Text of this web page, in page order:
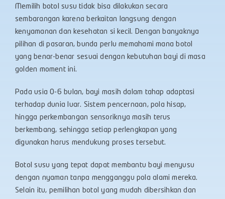
Memilih botol susu tidak bisa dilakukan secara
sembarangan karena berkaitan langsung dengan
kenyamanan dan kesehatan si kecil. Dengan banyaknya
pilihan di pasaran, bunda perlu memahami mana botol
yang benar-benar sesuai dengan kebutuhan bayi di masa
golden moment ini.
Pada usia 0-6 bulan, bayi masih dalam tahap adaptasi
terhadap dunia luar. Sistem pencernaan, pola hisap,
hingga perkembangan sensoriknya masih terus
berkembang, sehingga setiap perlengkapan yang
digunakan harus mendukung proses tersebut.
Botol susu yang tepat dapat membantu bayi menyusu
dengan nyaman tanpa mengganggu pola alami mereka.
Selain itu, pemilihan botol yang mudah dibersihkan dan